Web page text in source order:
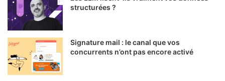
structurées ?
Signature mail : le canal que vos
concurrents n’ont pas encore activé